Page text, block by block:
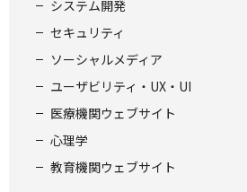
システム開発
セキュリティ
ソーシャルメディア
ユーザビリティ・UX・UI
医療機関ウェブサイト
心理学
教育機関ウェブサイト